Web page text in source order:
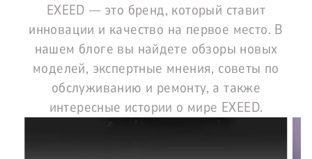
EXEED — это бренд, который ставит
инновации и качество на первое место. В
нашем блоге вы найдете обзоры новых
моделей, экспертные мнения, советы по
обслуживанию и ремонту, а также
интересные истории о мире EXEED.